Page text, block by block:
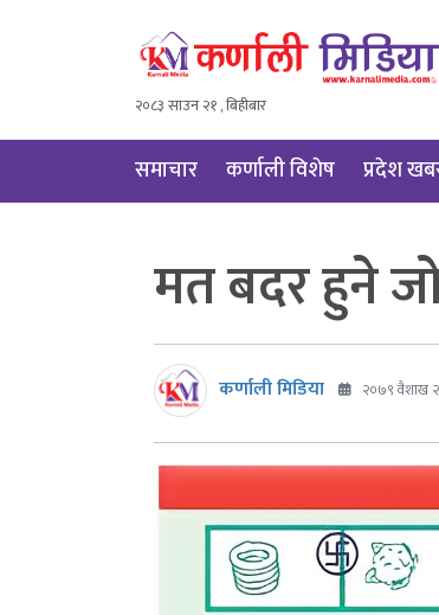
२०८३ साउन २१ , बिहीबार
समाचार कर्णाली विशेष प्रदेश
मत बदर हुने
कर्णाली मिडिया २०७९ वैशाख